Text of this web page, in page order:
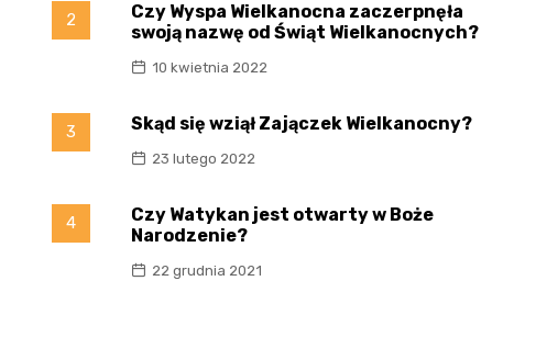
2
Czy Wyspa Wielkanocna zaczerpnęła
swoją nazwę od Świąt Wielkanocnych?
10 kwietnia 2022
3 Skąd się wziął Zajączek Wielkanocny?
23 lutego 2022
4
Czy Watykan jest otwarty w Boże
Narodzenie?
22 grudnia 2021